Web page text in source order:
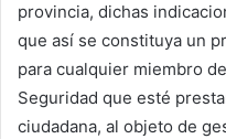
provincia, dichas
que así se constituya un
para cualquier miembro
Seguridad que esté
ciudadana, al objeto de